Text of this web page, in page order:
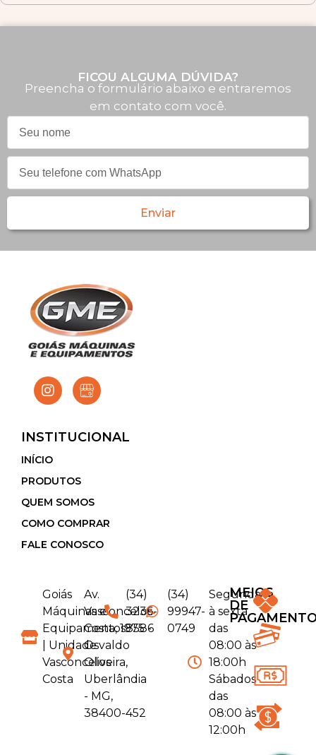
FICOU ALGUMA DÚVIDA?
Preencha o formulário abaixo e entraremos
em contato com você.
Enviar
INSTITUCIONAL
INÍCIO
PRODUTOS
QUEM SOMOS
COMO COMPRAR
FALE CONOSCO
Goiás
Máquinas e
Equipamentos
| Unidade
Vasconcelos
Costa
Av.
Vasconcelos
Costa, 1975 -
Osvaldo
Oliveira,
Uberlândia
- MG,
38400-452
(34)
3236-
8586
(34)
99947-
0749
Segunda
à sexta
das
08:00 às
18:00h
Sábados
das
08:00 às
12:00h
MEIOS
DE